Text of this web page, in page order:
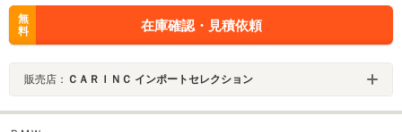
無
料
在庫確認・見積依頼
販売店： ＣＡＲＩＮＣ インポートセレクション